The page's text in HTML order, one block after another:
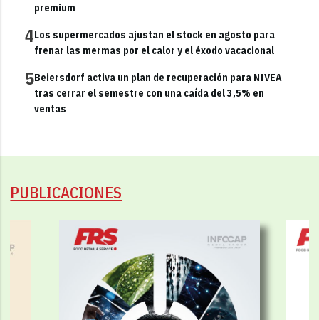
premium
4Los supermercados ajustan el stock en agosto para
frenar las mermas por el calor y el éxodo vacacional
5Beiersdorf activa un plan de recuperación para NIVEA
tras cerrar el semestre con una caída del 3,5% en
ventas
PUBLICACIONES